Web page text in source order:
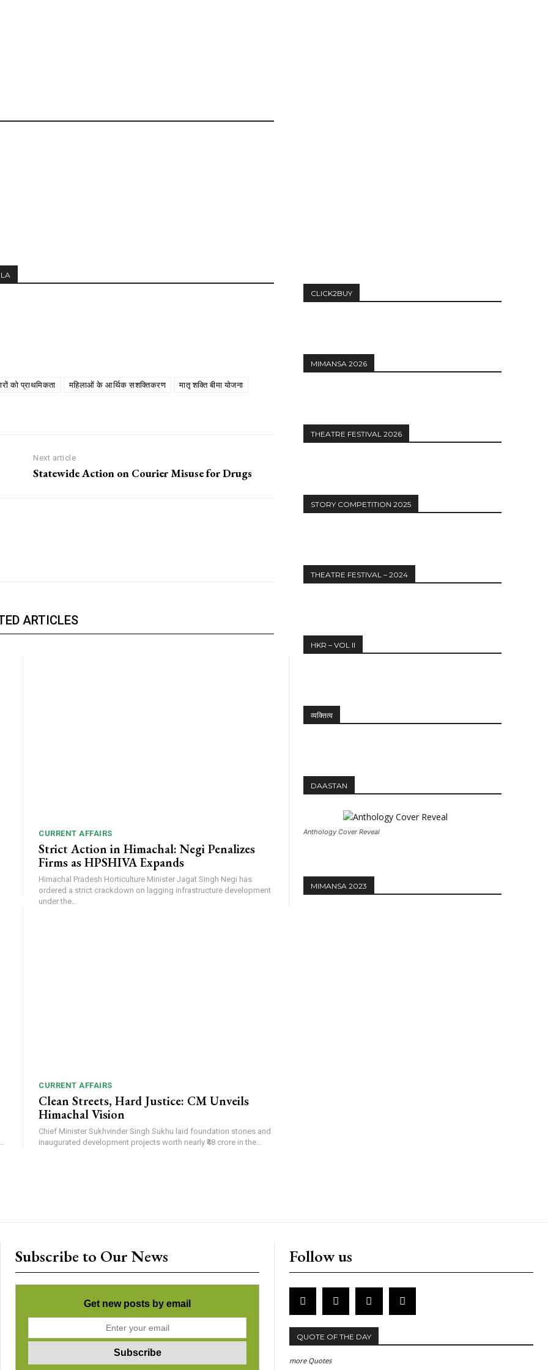
को प्राथमिकता महिलाओं के आर्थिक सशक्तिकरण मातृ शक्ति बीमा योजना
Next article
Statewide Action on Courier Misuse for Drugs
ARTICLES
CURRENT AFFAIRS
Strict Action in Himachal: Negi Penalizes
Firms as HPSHIVA Expands
Himachal Pradesh Horticulture Minister Jagat Singh Negi has
ordered a strict crackdown on lagging infrastructure development
under the...
CURRENT AFFAIRS
Clean Streets, Hard Justice: CM Unveils
Himachal Vision
Chief Minister Sukhvinder Singh Sukhu laid foundation stones and
inaugurated development projects worth nearly ₹48 crore in the...
CLICK2BUY
MIMANSA 2026
THEATRE FESTIVAL 2026
STORY COMPETITION 2025
THEATRE FESTIVAL – 2024
HKR – VOL II
व्यक्तित्व
DAASTAN
Anthology Cover Reveal
MIMANSA 2023
Subscribe to Our News
Get new posts by email
Follow us
QUOTE OF THE DAY
more Quotes